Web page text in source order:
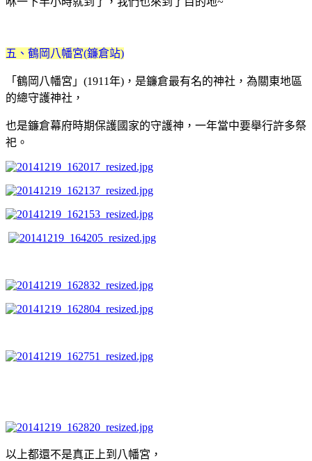
五、鶴岡八幡宮(鐮倉站)
「鶴岡八幡宮」(1911年)，是鐮倉最有名的神社， 為關東地區
的總守護神社，
也是鐮倉幕府時期保護國家的守護神，一年當中要舉行許多祭
祀。
以上都還不是真正上到八幡宮，